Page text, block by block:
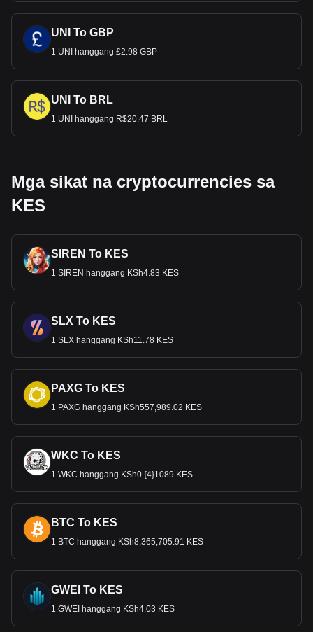
UNI To GBP
1 UNI hanggang £2.98 GBP
UNI To BRL
1 UNI hanggang R$20.47 BRL
Mga sikat na cryptocurrencies sa
KES
SIREN To KES
1 SIREN hanggang KSh4.83 KES
SLX To KES
1 SLX hanggang KSh11.78 KES
PAXG To KES
1 PAXG hanggang KSh557,989.02 KES
WKC To KES
1 WKC hanggang KSh0.{4}1089 KES
BTC To KES
1 BTC hanggang KSh8,365,705.91 KES
GWEI To KES
1 GWEI hanggang KSh4.03 KES